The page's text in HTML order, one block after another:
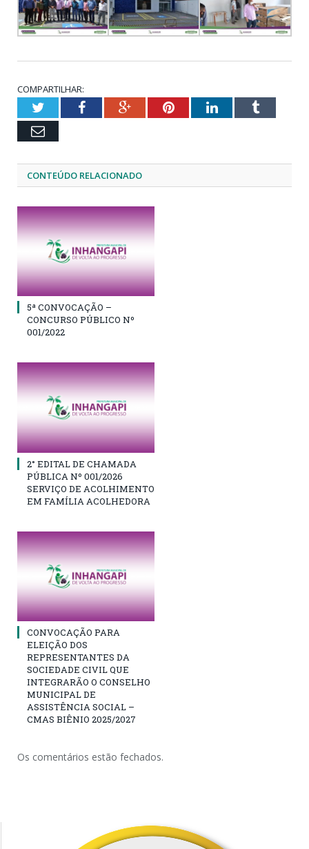
COMPARTILHAR:
TwitterFacebookGoogle+PinterestLinkedInTumblr
Email
CONTEÚDO RELACIONADO
5ª CONVOCAÇÃO –
CONCURSO PÚBLICO Nº
001/2022
2° EDITAL DE CHAMADA
PÚBLICA Nº 001/2026
SERVIÇO DE ACOLHIMENTO
EM FAMÍLIA ACOLHEDORA
CONVOCAÇÃO PARA
ELEIÇÃO DOS
REPRESENTANTES DA
SOCIEDADE CIVIL QUE
INTEGRARÃO O CONSELHO
MUNICIPAL DE
ASSISTÊNCIA SOCIAL –
CMAS BIÊNIO 2025/2027
Os comentários estão fechados.